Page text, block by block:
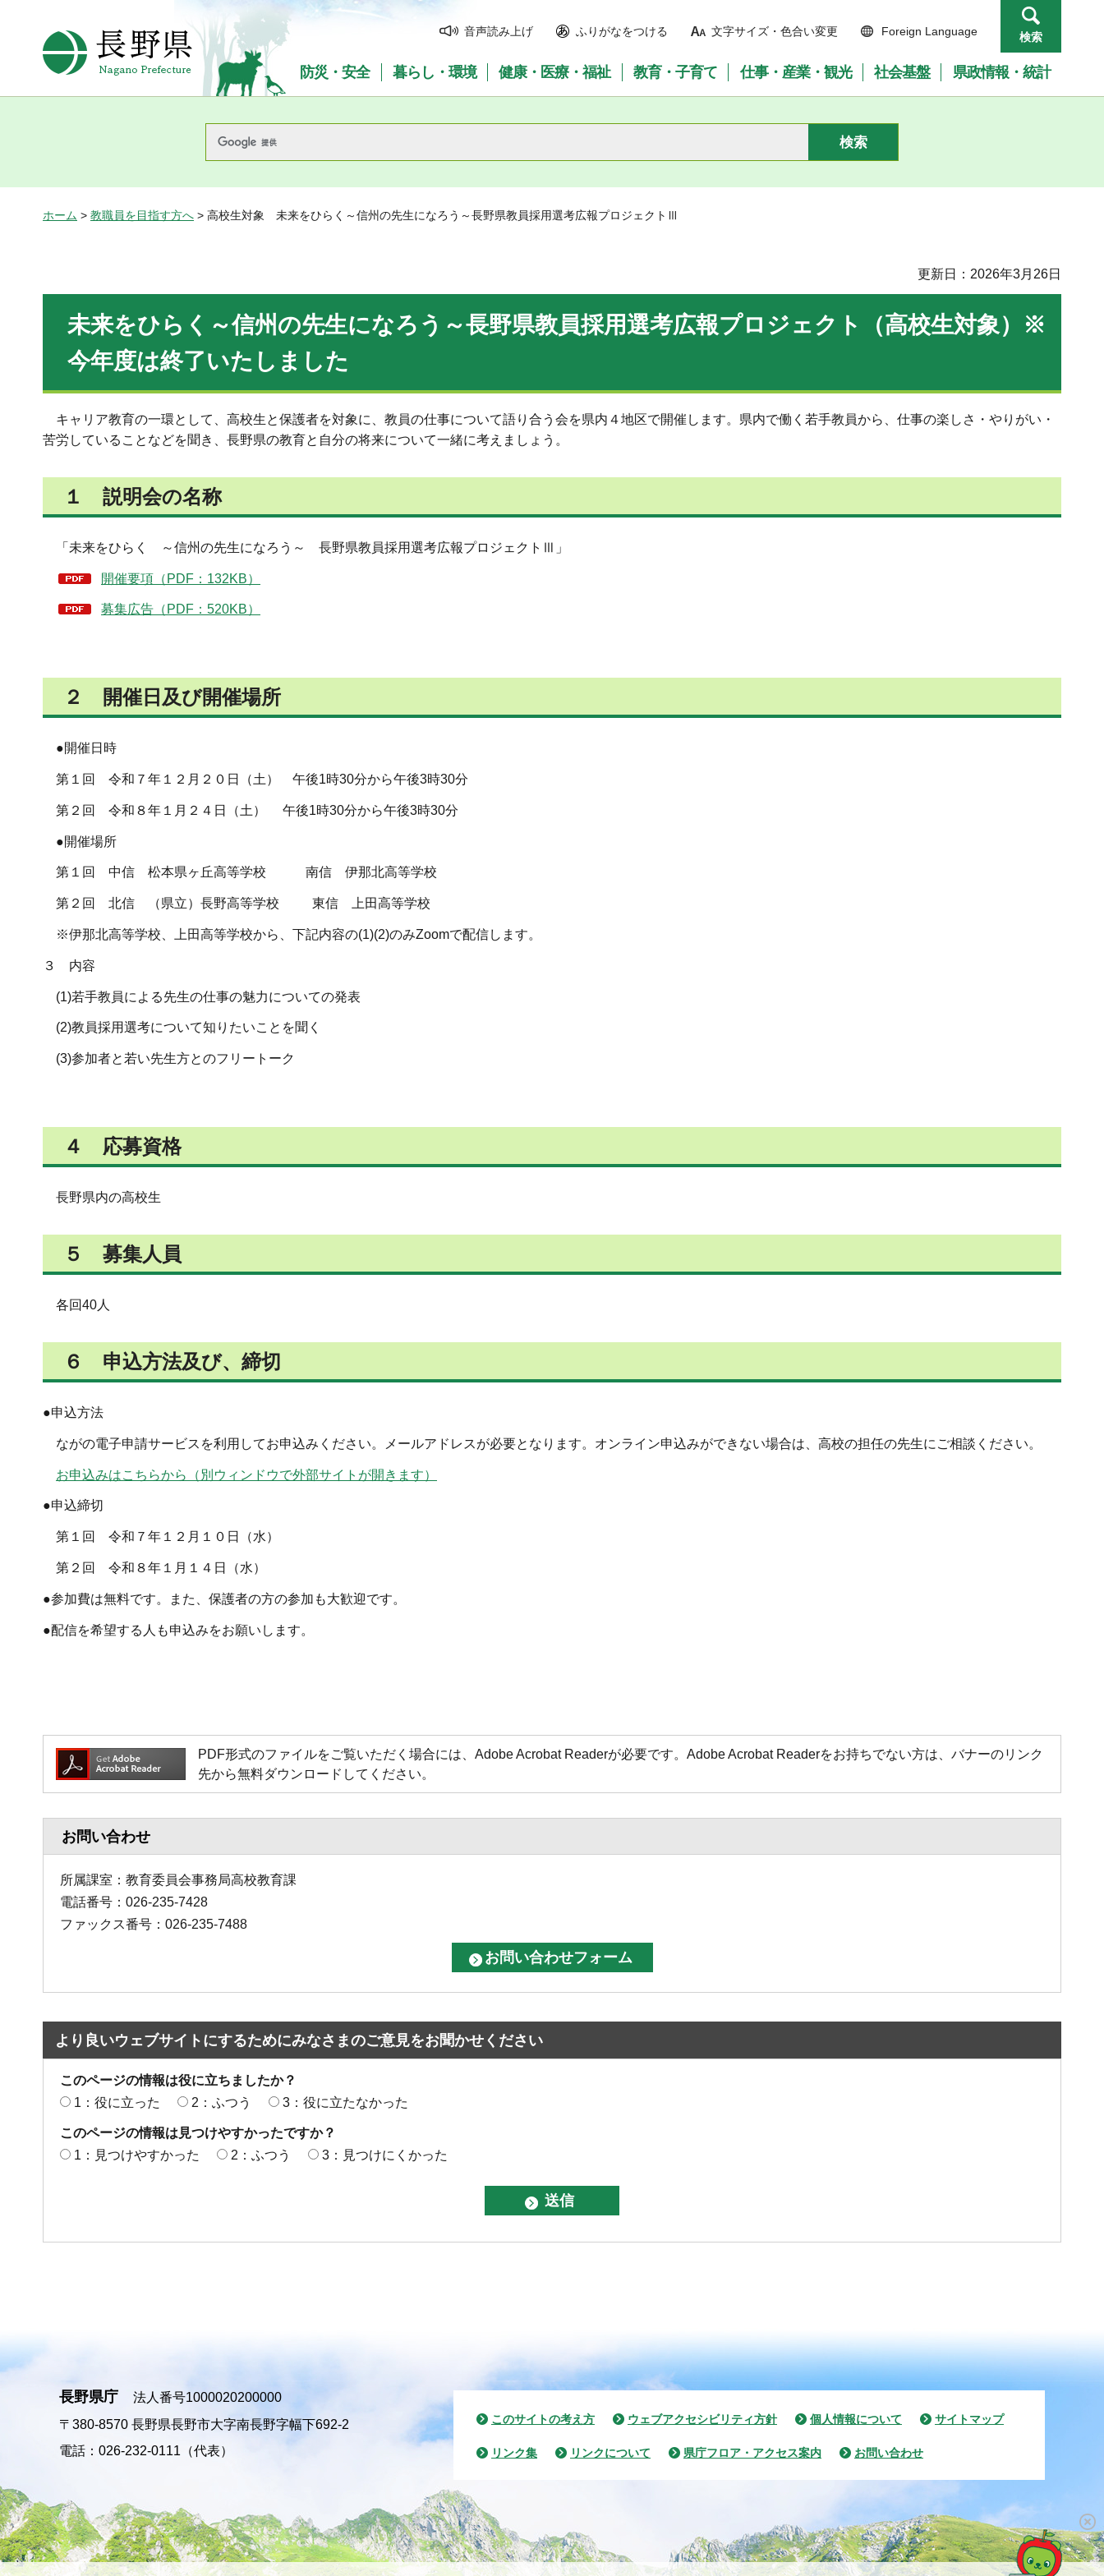
長野県Nagano Prefecture
音声読み上げ ふりがなをつける 文字サイズ・色合い変更 Foreign Language 検索
防災・安全 暮らし・環境 健康・医療・福祉 教育・子育て 仕事・産業・観光 社会基盤 県政情報・統計
ホーム > 教職員を目指す方へ > 高校生対象 未来をひらく～信州の先生になろう～長野県教員採用選考広報プロジェクトⅢ
更新日：2026年3月26日
未来をひらく～信州の先生になろう～長野県教員採用選考広報プロジェクト（高校生対象）※
今年度は終了いたしました
キャリア教育の一環として、高校生と保護者を対象に、教員の仕事について語り合う会を県内４地区で開催します。県内で働く若手教員から、仕事の楽しさ・やりがい・
苦労していることなどを聞き、長野県の教育と自分の将来について一緒に考えましょう。
１ 説明会の名称
「未来をひらく ～信州の先生になろう～ 長野県教員採用選考広報プロジェクトⅢ」
開催要項（PDF：132KB）
募集広告（PDF：520KB）
２ 開催日及び開催場所
●開催日時
第１回 令和７年１２月２０日（土） 午後1時30分から午後3時30分
第２回 令和８年１月２４日（土） 午後1時30分から午後3時30分
●開催場所
第１回 中信 松本県ヶ丘高等学校 南信 伊那北高等学校
第２回 北信 （県立）長野高等学校 東信 上田高等学校
※伊那北高等学校、上田高等学校から、下記内容の(1)(2)のみZoomで配信します。
３ 内容
(1)若手教員による先生の仕事の魅力についての発表
(2)教員採用選考について知りたいことを聞く
(3)参加者と若い先生方とのフリートーク
４ 応募資格
長野県内の高校生
５ 募集人員
各回40人
６ 申込方法及び、締切
●申込方法
ながの電子申請サービスを利用してお申込みください。メールアドレスが必要となります。オンライン申込みができない場合は、高校の担任の先生にご相談ください。
お申込みはこちらから（別ウィンドウで外部サイトが開きます）
●申込締切
第１回 令和７年１２月１０日（水）
第２回 令和８年１月１４日（水）
●参加費は無料です。また、保護者の方の参加も大歓迎です。
●配信を希望する人も申込みをお願いします。
PDF形式のファイルをご覧いただく場合には、Adobe Acrobat Readerが必要です。Adobe Acrobat Readerをお持ちでない方は、バナーのリンク
先から無料ダウンロードしてください。
お問い合わせ
所属課室：教育委員会事務局高校教育課
電話番号：026-235-7428
ファックス番号：026-235-7488
より良いウェブサイトにするためにみなさまのご意見をお聞かせください
このページの情報は役に立ちましたか？
1：役に立った
2：ふつう 3：役に立たなかった
このページの情報は見つけやすかったですか？
1：見つけやすかった
2：ふつう 3：見つけにくかった
長野県庁
法人番号1000020200000
〒380-8570 長野県長野市大字南長野字幅下692-2
電話：026-232-0111（代表）
このサイトの考え方 ウェブアクセシビリティ方針 個人情報について サイトマップ
リンク集 リンクについて 県庁フロア・アクセス案内 お問い合わせ